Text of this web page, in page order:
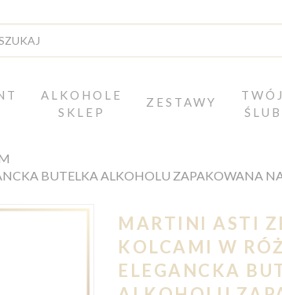
ALKOHOLE
SKLEP
ZESTAWY TWÓJ
ŚLUB
BUTELKA ALKOHOLU ZAPAKOWANA
MARTINI ASTI
KOLCAMI W
ELEGANCKA